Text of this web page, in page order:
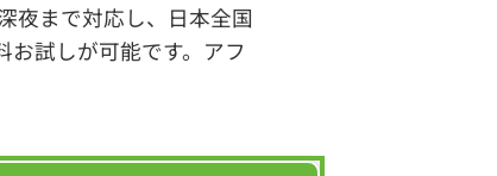
夜まで対応し、日本全国
試しが可能です。アフ